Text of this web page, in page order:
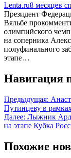
Lenta.ru8 месяцев
Президент
Вяльбе
олимпийского
на соперника
полуфинального
этапе…
Навигация
Предыдущая:
Путинцеву в
Далее: Лыжник
на этапе Кубка
Похожие